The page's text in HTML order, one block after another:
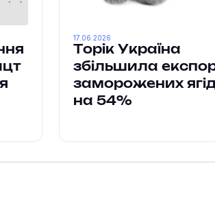
Торік Україна
збільшила
заморожених
на 54%
17.06.2026